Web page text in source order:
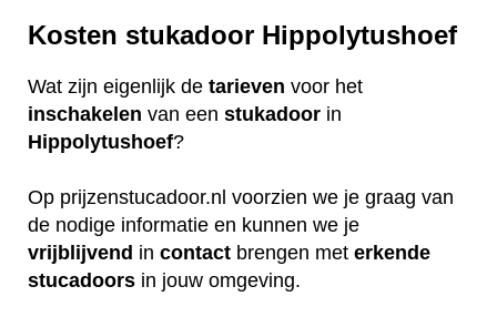
Kosten stukadoor Hippolytushoef
Wat zijn eigenlijk de tarieven voor het
inschakelen van een stukadoor in
Hippolytushoef?
Op prijzenstucadoor.nl voorzien we je graag van
de nodige informatie en kunnen we je
vrijblijvend in contact brengen met erkende
stucadoors in jouw omgeving.